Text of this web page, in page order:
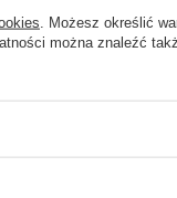
. Możesz określić
można znaleźć